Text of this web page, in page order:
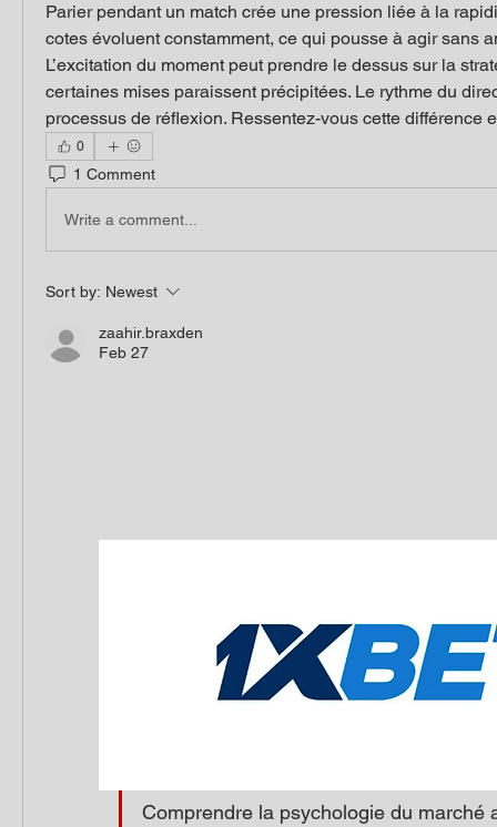
Parier pendant un match crée une pression liée à la
cotes évoluent constamment, ce qui pousse à agir sans
L’excitation du moment peut prendre le dessus sur la
certaines mises paraissent précipitées. Le rythme du
processus de réflexion. Ressentez-vous cette différence
0
1 Comment
Write a comment...
Sort by: Newest
zaahir.braxden
Feb 27
Comprendre la psychologie du marché